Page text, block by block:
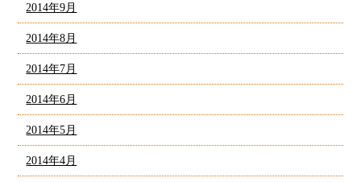
2014年9月
2014年8月
2014年7月
2014年6月
2014年5月
2014年4月